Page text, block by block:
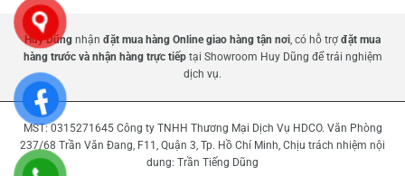
Huy Dũng nhận đặt mua hàng Online giao hàng tận nơi , có hỗ trợ đặt mua
hàng trước và nhận hàng trực tiếptại Showroom Huy Dũng để trải nghiệm
dịch vụ.
MST: 0315271645 Công ty TNHH Thương Mại Dịch Vụ HDCO. Văn Phòng
237/68 Trần Văn Đang, F11, Quận 3, Tp. Hồ Chí Minh, Chịu trách nhiệm nội
dung: Trần Tiếng Dũng